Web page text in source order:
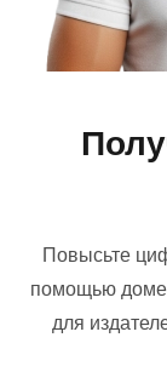
Повысьте
помощью
для